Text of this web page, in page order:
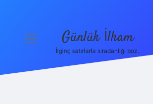
menüyü
Günlük İlham
İlginç satırlarla sıradanlığı boz.